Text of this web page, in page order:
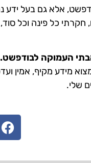
אלא גם בעל ידע
כל פינה וכל סוד,
העמוקה לבודפשט.
מידע מקיף, אמין
שלי.